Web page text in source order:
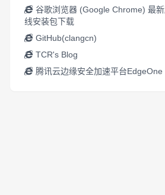
谷歌浏览器 (Google Chrome) 最
线安装包下载
GitHub(clangcn)
TCR's Blog
腾讯云边缘安全加速平台EdgeOne